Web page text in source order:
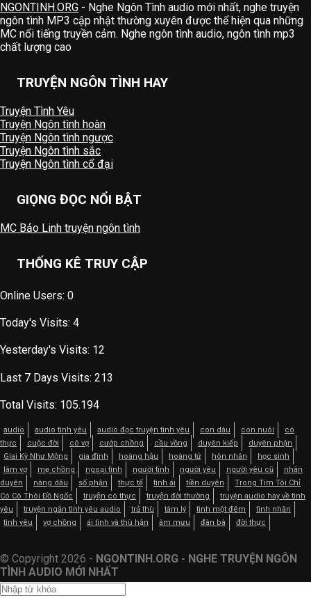
NGONTINH.ORG - Nghe Ngôn Tình audio mới nhất, nghe truyện
ngôn tình MP3 cập nhật thường xuyên được thể hiện qua những
MC nổi tiếng truyền cảm. Nghe ngôn tình audio, ngôn tình mp3
chất lượng cao
TRUYỆN NGÔN TÌNH HAY
Truyện Tình Yêu
Truyện Ngôn tình hoàn
Truyện Ngôn tình ngược
Truyện Ngôn tình sắc
Truyện Ngôn tình cổ đại
GIỌNG ĐỌC NỔI BẬT
MC Bảo Linh truyện ngôn tình
THỐNG KÊ TRUY CẬP
Online Users: 0
Today's Visits: 4
Yesterday's Visits: 12
Last 7 Days Visits: 213
Total Visits: 105.194
audio audio tình yêu audio đọc truyện tình yêu con dâu con nuôi
có
thực
cuộc đời cô vợ cướp chồng cầu vồng duyên kiếp
duyên phận
Giai Kỳ Như Mộng
gia đình hoàng hậu hoàng tử hôn nhân
học sinh
làm vợ
mẹ chồng ngoại tình người tình người yêu người yêu cũ
nhân
duyên
nàng dâu số phận thực tế tình ái tiền duyên
Trong Tim Tôi Chỉ
Có Cô Thôi Đồ Ngốc
truyện có thực truyện đời thường
truyện audio hay về tình
yêu
truyện ngắn tình yêu audio trả thù tâm lý tình một đêm
tình nhân
tình yêu
vợ chồng ái tình và thù hận âm mưu đàn bà đời thực
© Copyright 2026 - NGONTINH.ORG - NGHE TRUYỆN NGÔN
TÌNH AUDIO MỚI NHẤT